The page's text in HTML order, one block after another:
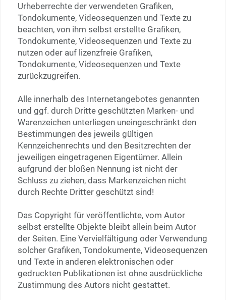
Urheberrechte der verwendeten Grafiken,
Tondokumente, Videosequenzen und Texte zu
beachten, von ihm selbst erstellte Grafiken,
Tondokumente, Videosequenzen und Texte zu
nutzen oder auf lizenzfreie Grafiken,
Tondokumente, Videosequenzen und Texte
zurückzugreifen.
Alle innerhalb des Internetangebotes genannten
und ggf. durch Dritte geschützten Marken- und
Warenzeichen unterliegen uneingeschränkt den
Bestimmungen des jeweils gültigen
Kennzeichenrechts und den Besitzrechten der
jeweiligen eingetragenen Eigentümer. Allein
aufgrund der bloßen Nennung ist nicht der
Schluss zu ziehen, dass Markenzeichen nicht
durch Rechte Dritter geschützt sind!
Das Copyright für veröffentlichte, vom Autor
selbst erstellte Objekte bleibt allein beim Autor
der Seiten. Eine Vervielfältigung oder Verwendung
solcher Grafiken, Tondokumente, Videosequenzen
und Texte in anderen elektronischen oder
gedruckten Publikationen ist ohne ausdrückliche
Zustimmung des Autors nicht gestattet.